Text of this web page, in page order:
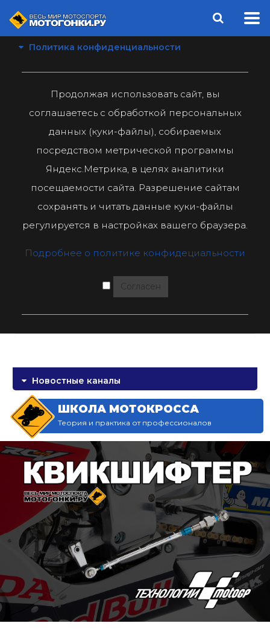
Политика конфиденциальности
Продолжая использовать сайт, вы
соглашаетесь с обработкой персональных
данных (куки-файлы), собираемых
посредством метрической программы
Яндекс.Метрика, в целях аналитики
посещаемости сайта. Разрешение сайтам
сохранять и читать данные куки-файлы
регулируется в настройках вашего браузера.
Подробнее о политике конфидециальности
Согласен
Новостные каналы
ШКОЛА МОТОКРОССА
Теория и практика от профессионалов